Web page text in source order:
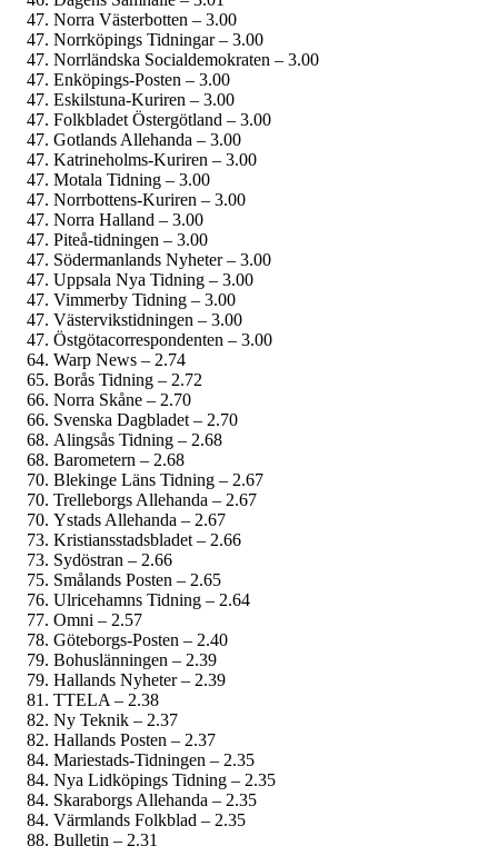
Norra Västerbotten – 3.00
Norrköpings Tidningar – 3.00
Norrländska Social­demokraten – 3.00
Enköpings-Posten – 3.00
Eskilstuna-Kuriren – 3.00
Folkbladet Östergötland – 3.00
Gotlands Allehanda – 3.00
Katrineholms-Kuriren – 3.00
Motala Tidning – 3.00
Norrbottens-Kuriren – 3.00
Norra Halland – 3.00
Piteå-tidningen – 3.00
Söderman­lands Nyheter – 3.00
Uppsala Nya Tidning – 3.00
Vimmerby Tidning – 3.00
Västervikstidningen – 3.00
Östgöta­correspondenten – 3.00
Warp News – 2.74
Borås Tidning – 2.72
Norra Skåne – 2.70
Svenska Dagbladet – 2.70
Alingsås Tidning – 2.68
Barometern – 2.68
Blekinge Läns Tidning – 2.67
Trelleborgs Allehanda – 2.67
Ystads Allehanda – 2.67
Kristiansstadsbladet – 2.66
Sydöstran – 2.66
Smålands Posten – 2.65
Ulricehamns Tidning – 2.64
Omni – 2.57
Göteborgs-Posten – 2.40
Bohuslänningen – 2.39
Hallands Nyheter – 2.39
TTELA – 2.38
Ny Teknik – 2.37
Hallands Posten – 2.37
Mariestads-Tidningen – 2.35
Nya Lidköpings Tidning – 2.35
Skaraborgs Allehanda – 2.35
Värmlands Folkblad – 2.35
Bulletin – 2.31